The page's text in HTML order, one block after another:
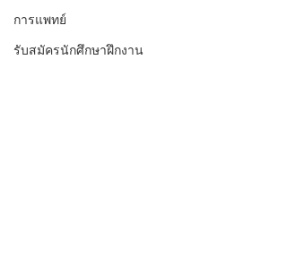
การแพทย์
รับสมัครนักศึกษาฝึกงาน